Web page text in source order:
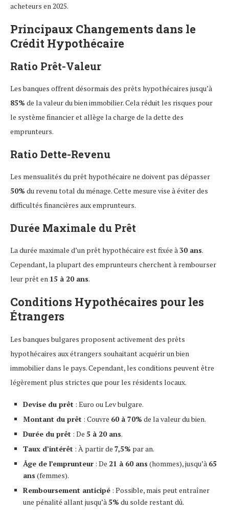
acheteurs en 2025.
Principaux Changements dans le
Crédit Hypothécaire
Ratio Prêt-Valeur
Les banques offrent désormais des prêts hypothécaires jusqu’à
85% de la valeur du bien immobilier. Cela réduit les risques pour
le système financier et allège la charge de la dette des
emprunteurs.
Ratio Dette-Revenu
Les mensualités du prêt hypothécaire ne doivent pas dépasser
50% du revenu total du ménage. Cette mesure vise à éviter des
difficultés financières aux emprunteurs.
Durée Maximale du Prêt
La durée maximale d’un prêt hypothécaire est fixée à30 ans.
Cependant, la plupart des emprunteurs cherchent à rembourser
leur prêt en 15 à 20 ans.
Conditions Hypothécaires pour les
Étrangers
Les banques bulgares proposent activement des prêts
hypothécaires aux étrangers souhaitant acquérir un bien
immobilier dans le pays. Cependant, les conditions peuvent être
légèrement plus strictes que pour les résidents locaux.
Devise du prêt : Euro ou Lev bulgare.
Montant du prêt : Couvre 60 à 70% de la valeur du bien.
Durée du prêt : De 5 à 20 ans.
Taux d’intérêt : À partir de 7,5% par an.
Âge de l’emprunteur : De 21 à 60 ans (hommes), jusqu’à 65
ans (femmes).
Remboursement anticipé : Possible, mais peut entraîner
une pénalité allant jusqu’à5% du solde restant dû.